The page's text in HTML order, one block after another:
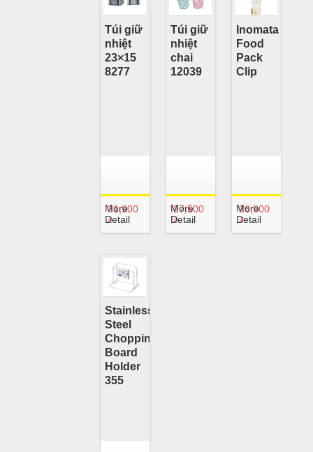
Túi giữ
nhiệt
23×15
8277
31,900
₫
More
Detail
Túi giữ
nhiệt
chai
12039
27,500
₫
More
Detail
Inomata
Food
Pack
Clip
26,900
₫
More
Detail
Stainless
Steel
Chopping
Board
Holder
355